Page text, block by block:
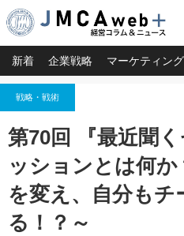
新着 企業戦略 マーケティング
戦略・戦術
第70回 『最近聞
ッションとは何
を変え、自分もチ
る！？～